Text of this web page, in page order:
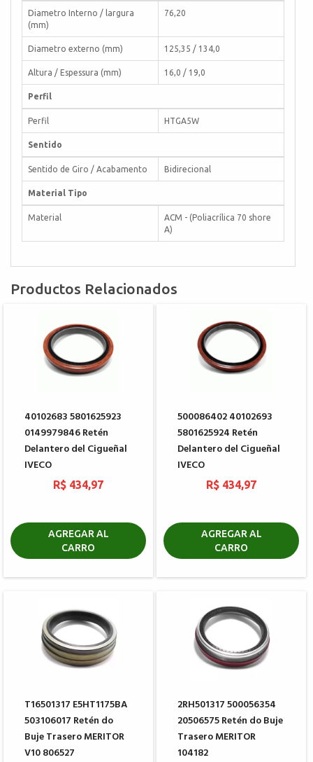
Diametro Interno / largura
(mm)
76,20
Diametro externo (mm) 125,35 / 134,0
Altura / Espessura (mm) 16,0 / 19,0
Perfil
Perfil HTGA5W
Sentido
Sentido de Giro / Acabamento Bidirecional
Material Tipo
Material
ACM - (Poliacrílica 70 shore
A)
Productos Relacionados
40102683 5801625923
0149979846 Retén
Delantero del Cigueñal
IVECO
R$ 434,97
AGREGAR AL
CARRO
500086402 40102693
5801625924 Retén
Delantero del Cigueñal
IVECO
R$ 434,97
AGREGAR AL
CARRO
T16501317 E5HT1175BA
503106017 Retén do
Buje Trasero MERITOR
V10 806527
2RH501317 500056354
20506575 Retén do Buje
Trasero MERITOR
104182